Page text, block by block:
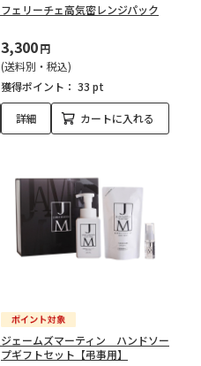
フェリーチェ高気密レンジパック
3,300円
(送料別・税込)
獲得ポイント： 33 pt
詳細 カートに入れる
ジェームズマーティン ハンドソー
プギフトセット【弔事用】